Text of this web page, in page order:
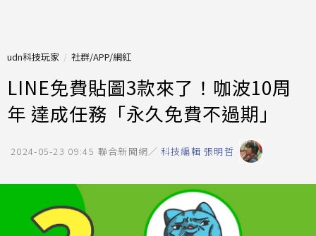
udn科技玩家 社群/APP/網紅
LINE免費貼圖3款來了！咖波10周
年 達成任務「永久免費不過期」
2024-05-23 09:45 聯合新聞網／ 科技編輯 張明哲